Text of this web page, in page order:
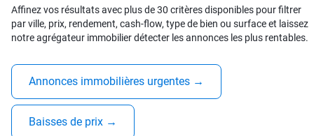
Affinez vos résultats avec plus de 30 critères disponibles pour filtrer
par ville, prix, rendement, cash-flow, type de bien ou surface et laissez
notre agrégateur immobilier détecter les annonces les plus rentables.
Annonces immobilières urgentes →
Baisses de prix →